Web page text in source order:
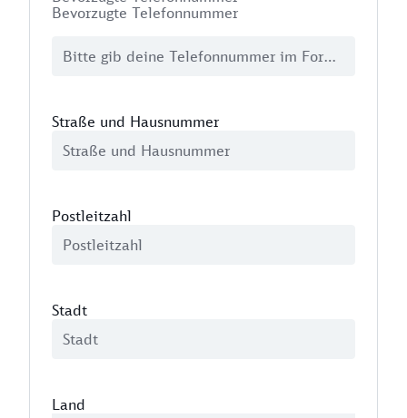
Bevorzugte Telefonnummer
Straße und Hausnummer
Postleitzahl
Stadt
Land